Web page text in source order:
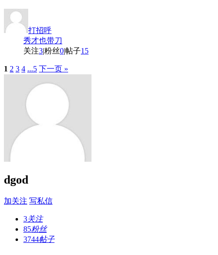
打招呼
秀才也带刀
关注3|粉丝0|帖子15
1 2 3 4 ...5 下一页 »
dgod
加关注 写私信
3关注
85粉丝
3744帖子